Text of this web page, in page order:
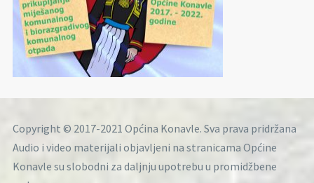
Copyright © 2017-2021 Općina Konavle. Sva prava pridržana
Audio i video materijali objavljeni na stranicama Općine
Konavle su slobodni za daljnju upotrebu u promidžbene